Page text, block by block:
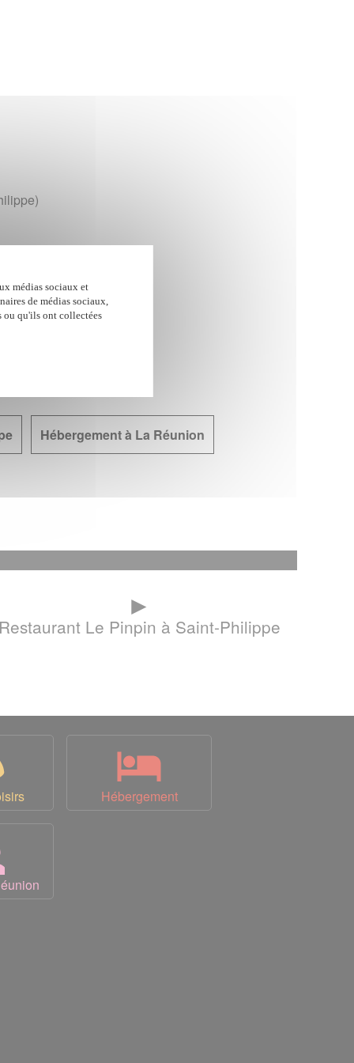
Hébergement à La Réunion
►
Le Pinpin à Saint-Philippe
Hébergement
médias sociaux et
de médias sociaux,
ou qu'ils ont collectées